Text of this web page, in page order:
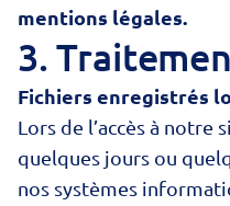
mentions légales.
3.
Fichiers enregistrés
Lors de l’accès à
quelques jours ou
nos systèmes